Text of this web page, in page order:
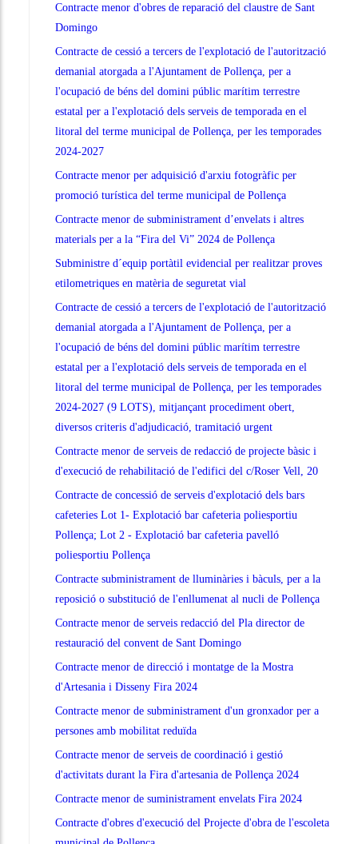
Contracte menor d'obres de reparació del claustre de Sant
Domingo
Contracte de cessió a tercers de l'explotació de l'autorització
demanial atorgada a l'Ajuntament de Pollença, per a
l'ocupació de béns del domini públic marítim terrestre
estatal per a l'explotació dels serveis de temporada en el
litoral del terme municipal de Pollença, per les temporades
2024-2027
Contracte menor per adquisició d'arxiu fotogràfic per
promoció turística del terme municipal de Pollença
Contracte menor de subministrament d’envelats i altres
materials per a la “Fira del Vi” 2024 de Pollença
Subministre d´equip portàtil evidencial per realitzar proves
etilometriques en matèria de seguretat vial
Contracte de cessió a tercers de l'explotació de l'autorització
demanial atorgada a l'Ajuntament de Pollença, per a
l'ocupació de béns del domini públic marítim terrestre
estatal per a l'explotació dels serveis de temporada en el
litoral del terme municipal de Pollença, per les temporades
2024-2027 (9 LOTS), mitjançant procediment obert,
diversos criteris d'adjudicació, tramitació urgent
Contracte menor de serveis de redacció de projecte bàsic i
d'execució de rehabilitació de l'edifici del c/Roser Vell, 20
Contracte de concessió de serveis d'explotació dels bars
cafeteries Lot 1- Explotació bar cafeteria poliesportiu
Pollença; Lot 2 - Explotació bar cafeteria pavelló
poliesportiu Pollença
Contracte subministrament de lluminàries i bàculs, per a la
reposició o substitució de l'enllumenat al nucli de Pollença
Contracte menor de serveis redacció del Pla director de
restauració del convent de Sant Domingo
Contracte menor de direcció i montatge de la Mostra
d'Artesania i Disseny Fira 2024
Contracte menor de subministrament d'un gronxador per a
persones amb mobilitat reduïda
Contracte menor de serveis de coordinació i gestió
d'activitats durant la Fira d'artesania de Pollença 2024
Contracte menor de suministrament envelats Fira 2024
Contracte d'obres d'execució del Projecte d'obra de l'escoleta